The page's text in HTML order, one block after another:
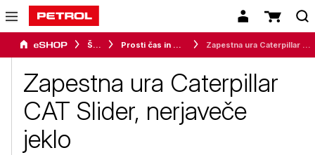
Šport Prosti čas in moda
Zapestna ura Caterpillar
CAT Slider, nerjaveče
jeklo